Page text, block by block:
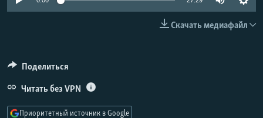
РАСПИСАНИЕ ВЕЩАНИЯ
СОЦИАЛЬНЫЕ СЕТИ
Скачать медиафайл
Поделиться
Читать без VPN
Приоритетный источник в Google